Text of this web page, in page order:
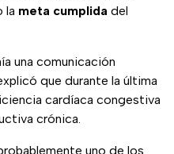
la meta cumplida del
una comunicación
que durante la última
cardíaca congestiva
crónica.
uno de los